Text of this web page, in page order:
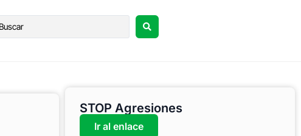
STOP Agresiones
Ir al enlace